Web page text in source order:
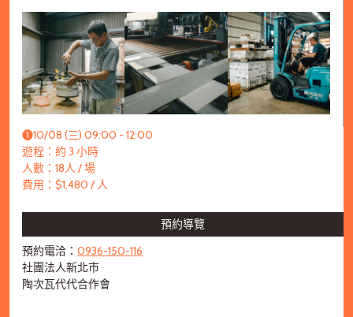
➊10/08 (三) 09:00 - 12:00
遊程：約 3 小時
人數：18人 / 場
費用：$1,480 / 人
預約導覽
預約電洽： 0936-150-116
社團法人新北市
陶次瓦代代合作會